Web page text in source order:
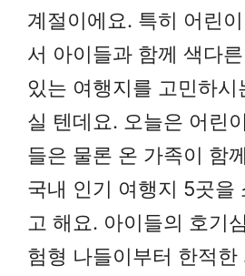
계절이에요. 특히 어린
서 아이들과 함께 색다
있는 여행지를 고민하시
실 텐데요. 오늘은 어린
들은 물론 온 가족이 함
국내 인기 여행지 5곳을
고 해요. 아이들의 호기
험형 나들이부터 한적한